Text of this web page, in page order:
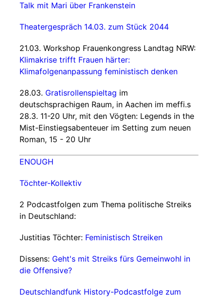
Talk mit Mari über Frankenstein
Theatergespräch 14.03. zum Stück 2044
21.03. Workshop Frauenkongress Landtag NRW:
Klimakrise trifft Frauen härter:
Klimafolgenanpassung feministisch denken
28.03. Gratisrollenspieltag im
deutschsprachigen Raum, in Aachen im meffi.s
28.3. 11-20 Uhr, mit den Vögten: Legends in the
Mist-Einstiegsabenteuer im Setting zum neuen
Roman, 15 - 20 Uhr
ENOUGH
Töchter-Kollektiv
2 Podcastfolgen zum Thema politische Streiks
in Deutschland:
Justitias Töchter: Feministisch Streiken
Dissens: Geht's mit Streiks fürs Gemeinwohl in
die Offensive?
Deutschlandfunk History-Podcastfolge zum